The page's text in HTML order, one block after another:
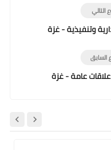
التالي
وتنفيذية - غزة
السابق
عامة - غزة